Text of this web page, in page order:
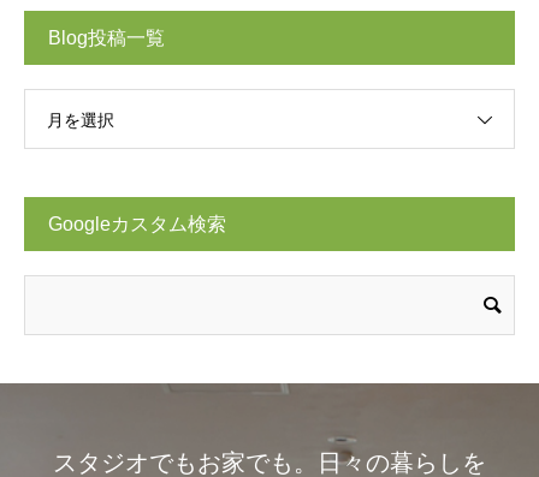
Blog投稿一覧
月を選択
Googleカスタム検索
スタジオでもお家でも。日々の暮らしを